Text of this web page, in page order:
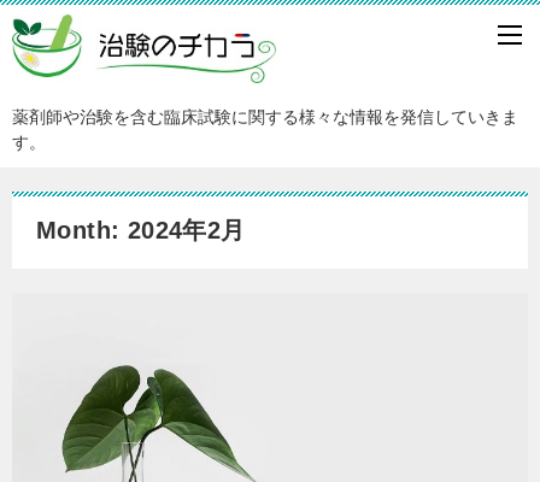
薬剤師や治験を含む臨床試験に関する様々な情報を発信していきま
す。
Month: 2024年2月